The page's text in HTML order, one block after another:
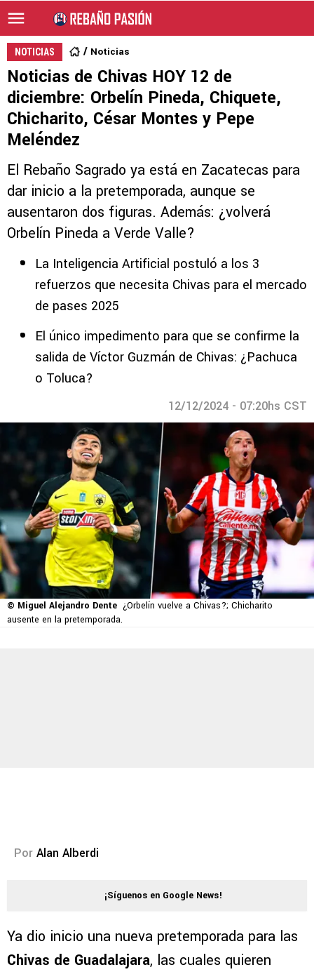
NOTICIAS Noticias
Noticias de Chivas HOY 12 de
diciembre: Orbelín Pineda, Chiquete,
Chicharito, César Montes y Pepe
Meléndez
El Rebaño Sagrado ya está en Zacatecas para
dar inicio a la pretemporada, aunque se
ausentaron dos figuras. Además: ¿volverá
Orbelín Pineda a Verde Valle?
La Inteligencia Artificial postuló a los 3
refuerzos que necesita Chivas para el mercado
de pases 2025
El único impedimento para que se confirme la
salida de Víctor Guzmán de Chivas: ¿Pachuca
o Toluca?
12/12/2024 - 07:20hs CST
© Miguel Alejandro Dente ¿Orbelín vuelve a Chivas?; Chicharito
ausente en la pretemporada.
Por Alan Alberdi
¡Síguenos en Google News!
Ya dio inicio una nueva pretemporada para las
Chivas de Guadalajara, las cuales quieren